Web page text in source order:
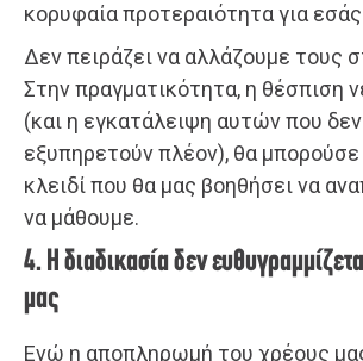
κορυφαία προτεραιότητα για
Δεν πειράζει να αλλάζουμε τους
Στην πραγματικότητα, η θέσπιση
(και η εγκατάλειψη αυτών που
εξυπηρετούν πλέον), θα μπορούσε
κλειδί που θα μας βοηθήσει να
να μάθουμε.
4. Η διαδικασία δεν
μας
Ενώ η αποπληρωμή του χρέους